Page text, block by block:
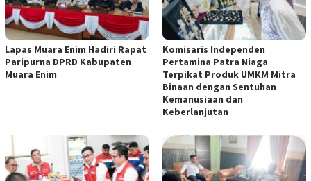
Lapas Muara Enim Hadiri Rapat
Paripurna DPRD Kabupaten
Muara Enim
Komisaris Independen
Pertamina Patra Niaga
Terpikat Produk UMKM Mitra
Binaan dengan Sentuhan
Kemanusiaan dan
Keberlanjutan